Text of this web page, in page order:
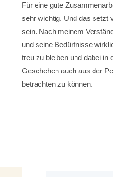
Für eine gute
sehr wichtig. Und das setzt
sein. Nach meinem
und seine Bedürfnisse
treu zu bleiben und dabei in
Geschehen auch aus der
betrachten zu können.